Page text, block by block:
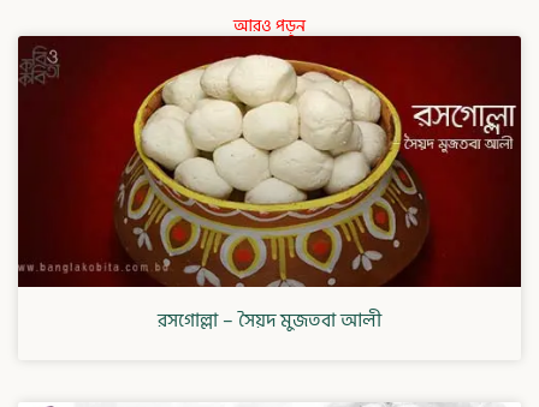
আরও পড়ুন
রসগোল্লা – সৈয়দ মুজতবা আলী